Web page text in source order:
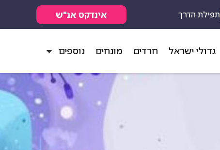
תפילת הדרך אינדקס אנ"ש
גדולי ישראל חרדים מונחים נוספים